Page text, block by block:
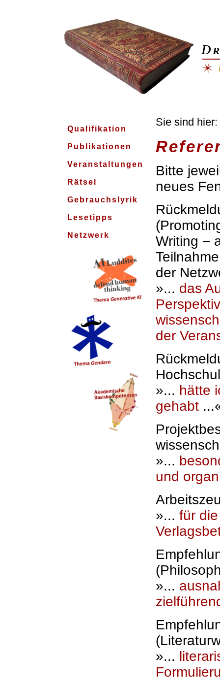
Qualifikation
Publikationen
Veranstaltungen
Rätsel
Gebrauchslyrik
Lesetipps
Netzwerk
Sie sind hier:
Bitte
neues
Writing −
der
»... das
der
»... hätte
gehabt
»...
und
»... für
»...
»...